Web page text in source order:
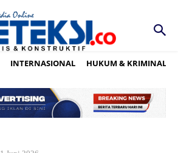
INTERNASIONAL HUKUM & KRIMINAL